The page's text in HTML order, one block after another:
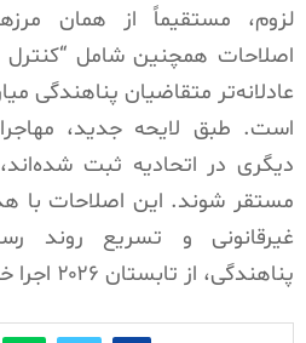
لزوم، مستقیماً از همان
اصلاحات همچنین شامل “کنترل
عادلانه‌تر متقاضیان پناهندگی
است. طبق لایحه جدید،
دیگری در اتحادیه ثبت
مستقر شوند. این اصلاحات با
غیرقانونی و تسریع روند
پناهندگی، از تابستان ۲۰۲۶ اجرا خواهد شد.